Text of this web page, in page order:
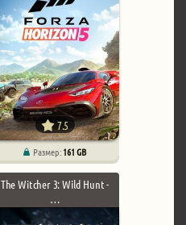
7.5
Размер:161 GB
The Witcher 3: Wild Hunt -
…